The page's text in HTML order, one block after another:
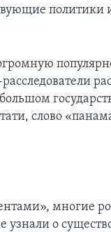
политики
слово
многие
узнали о